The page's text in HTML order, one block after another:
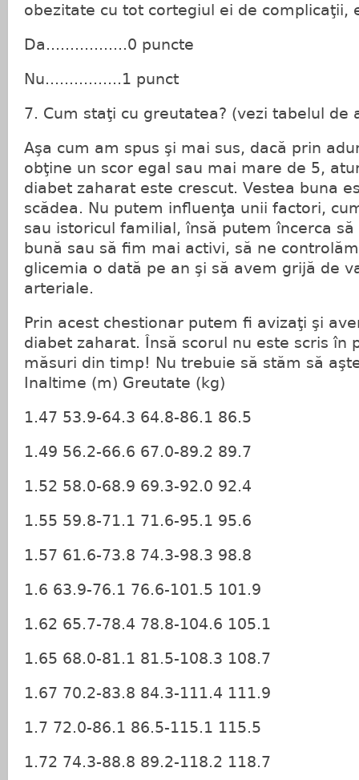
obezitate cu tot cortegiul ei de complicaţii,
Da.................0 puncte
Nu................1 punct
7. Cum staţi cu greutatea? (vezi tabelul de
Aşa cum am spus şi mai sus, dacă prin
obţine un scor egal sau mai mare de 5,
diabet zaharat este crescut. Vestea buna
scădea. Nu putem influenţa unii factori,
sau istoricul familial, însă putem încerca
bună sau să fim mai activi, să ne
glicemia o dată pe an şi să avem grijă de
arteriale.
Prin acest chestionar putem fi avizaţi şi
diabet zaharat. Însă scorul nu este scris în
măsuri din timp! Nu trebuie să stăm să
Inaltime (m) Greutate (kg)
1.47 53.9-64.3 64.8-86.1 86.5
1.49 56.2-66.6 67.0-89.2 89.7
1.52 58.0-68.9 69.3-92.0 92.4
1.55 59.8-71.1 71.6-95.1 95.6
1.57 61.6-73.8 74.3-98.3 98.8
1.6 63.9-76.1 76.6-101.5 101.9
1.62 65.7-78.4 78.8-104.6 105.1
1.65 68.0-81.1 81.5-108.3 108.7
1.67 70.2-83.8 84.3-111.4 111.9
1.7 72.0-86.1 86.5-115.1 115.5
1.72 74.3-88.8 89.2-118.2 118.7